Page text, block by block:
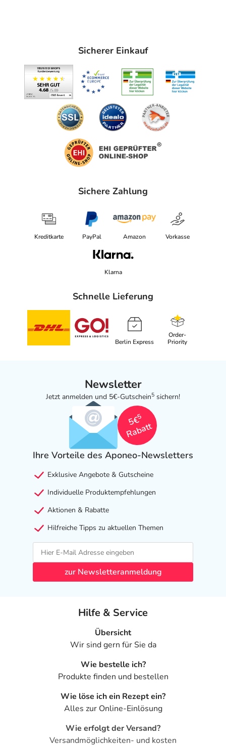
Sicherer Einkauf
Sichere Zahlung
Kreditkarte PayPal Amazon Vorkasse
Klarna
Schnelle Lieferung
Berlin Express
Order-
Priority
Newsletter
Jetzt anmelden und 5€-Gutschein5 sichern!
5€
5
Rabatt
Ihre Vorteile des Aponeo-Newsletters
Exklusive Angebote & Gutscheine
Individuelle Produktempfehlungen
Aktionen & Rabatte
Hilfreiche Tipps zu aktuellen Themen
zur Newsletteranmeldung
Hilfe & Service
Übersicht
Wir sind gern für Sie da
Wie bestelle ich?
Produkte finden und bestellen
Wie löse ich ein Rezept ein?
Alles zur Online-Einlösung
Wie erfolgt der Versand?
Versandmöglichkeiten- und kosten